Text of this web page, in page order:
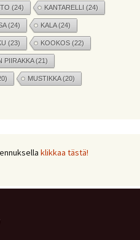
(24) KANTARELLI (24)
(24) KALA(24)
(23) KOOKOS (22)
PIIRAKKA(21)
MUSTIKKA(20)
COUSCOUS (17)
klikkaa tästä!